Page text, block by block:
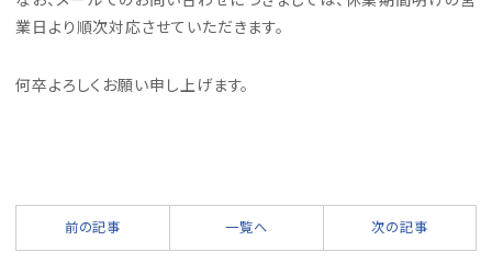
業日より順次対応させていただきます。
何卒よろしくお願い申し上げます。
前の記事 一覧へ 次の記事